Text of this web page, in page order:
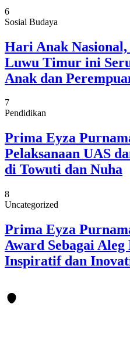
6
Sosial Budaya
Hari Anak Nasional,
Luwu Timur ini
Anak dan
7
Pendidikan
Prima Eyza
Pelaksanaan UAS
di Towuti dan Nuha
8
Uncategorized
Prima Eyza
Award Sebagai Aleg
Inspiratif dan